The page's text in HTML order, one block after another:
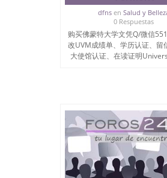
何塞州立大学（San
立大学学位证（San
立大学结业证（San
立大学学位证（San
立大学学历证书（
塞州立大学学历证书
读CQU中央昆士兰大
理UB//文凭//Q/微信
Buffalo
dfns enSalud y
0 Respuestas
购买佛蒙特大学文凭Q/微信
改UVM成绩单、学历认证、留
大使馆认证、在读证明